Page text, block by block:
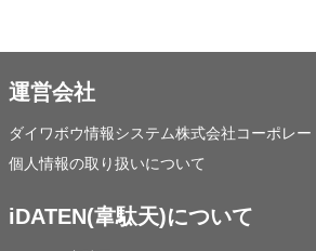
運営会社
ダイワボウ情報システム株式会社コーポレー
個人情報の取り扱いについて
iDATEN(韋駄天)について